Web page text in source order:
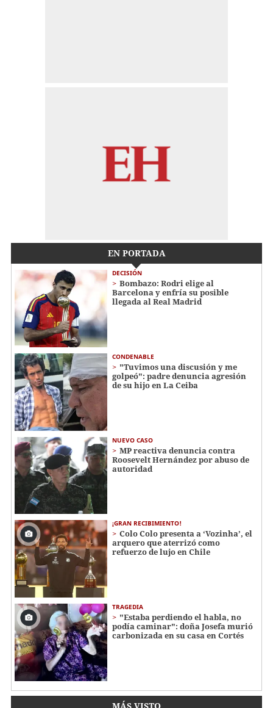
EN PORTADA
DECISIÓN
Bombazo: Rodri elige al
Barcelona y enfría su posible
llegada al Real Madrid
CONDENABLE
"Tuvimos una discusión y me
golpeó": padre denuncia agresión
de su hijo en La Ceiba
NUEVO CASO
MP reactiva denuncia contra
Roosevelt Hernández por abuso de
autoridad
¡GRAN RECIBIMIENTO!
Colo Colo presenta a ‘Vozinha’, el
arquero que aterrizó como
refuerzo de lujo en Chile
TRAGEDIA
"Estaba perdiendo el habla, no
podía caminar": doña Josefa murió
carbonizada en su casa en Cortés
MÁS VISTO